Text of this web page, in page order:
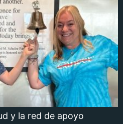
y la red de apoyo